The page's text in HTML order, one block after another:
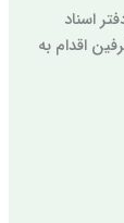
اسناد
اقدام به